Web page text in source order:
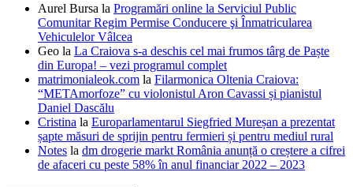
Aurel Bursa la Programări online la Serviciul Public
Comunitar Regim Permise Conducere şi Înmatricularea
Vehiculelor Vâlcea
Geo la La Craiova s-a deschis cel mai frumos târg de Paște
din Europa! – vezi programul complet
matrimonialeok.com la Filarmonica Oltenia Craiova:
“METAmorfoze” cu violonistul Aron Cavassi și pianistul
Daniel Dascălu
Cristina la Europarlamentarul Siegfried Mureșan a prezentat
șapte măsuri de sprijin pentru fermieri și pentru mediul rural
Notes la dm drogerie markt România anunță o creștere a cifrei
de afaceri cu peste 58% în anul financiar 2022 – 2023